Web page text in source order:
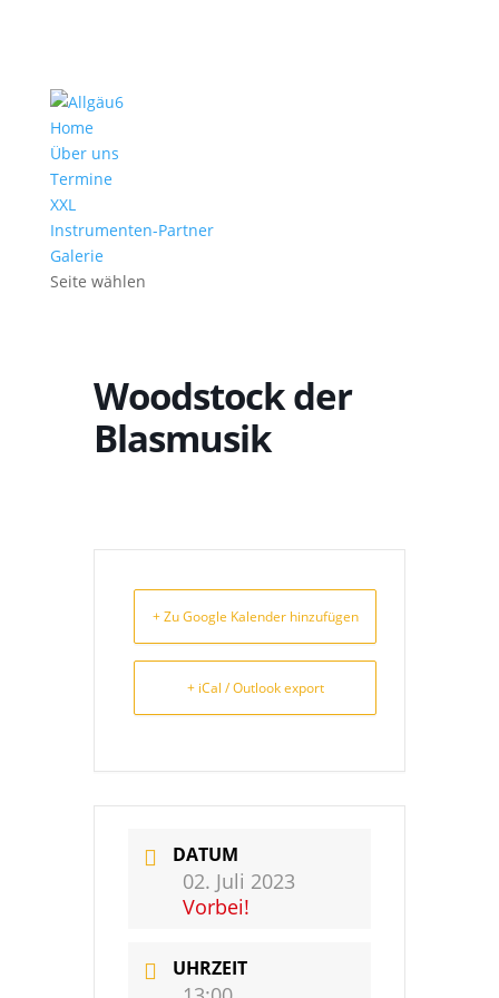
Home
Über uns
Termine
XXL
Instrumenten-Partner
Galerie
Seite wählen
Woodstock der
Blasmusik
+ Zu Google Kalender hinzufügen
+ iCal / Outlook export
DATUM
02. Juli 2023
Vorbei!
UHRZEIT